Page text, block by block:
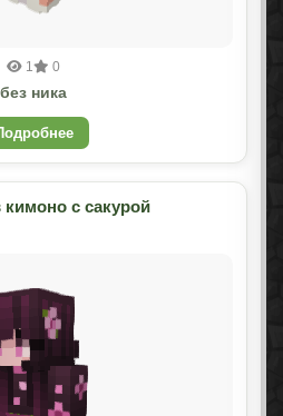
1 0
без ника
с сакурой